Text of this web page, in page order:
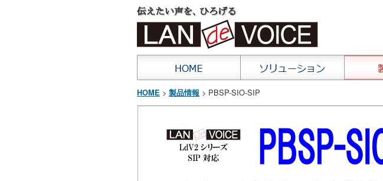
HOME > 製品情報 > PBSP-SIO-SIP